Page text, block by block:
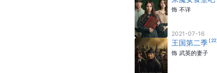
饰 不详
2021-07-16
王国第二季 [22
饰 武英的妻子